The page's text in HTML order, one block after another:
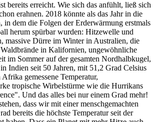
bereits erreicht. Wie sich das anfühlt, ließ sich
erahnen. 2018 könnte als das Jahr in die
in dem die Folgen der Erderwärmung erstmals
herum spürbar wurden: Hitzewelle und
massive Dürre im Winter in Australien, die
in Kalifornien, ungewöhnliche
im Sommer auf der gesamten Nordhalbkugel,
Indien seit 50 Jahren, mit 51,2 Grad Celsius
gemessene Temperatur,
tropische Wirbelstürme wie die Hurrikans
Und das alles bei nur einem Grad mehr!
dass wir mit einer menschgemachten
bereits die höchste Temperatur seit der